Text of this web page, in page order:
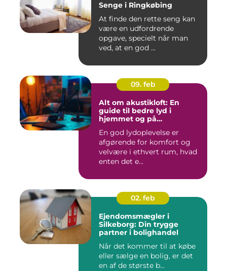
Senge i Ringkøbing
At finde den rette seng kan
være en udfordrende
opgave, specielt når man
ved, at en god ...
09. feb
Alt om akustikloft: En
guide til bedre lyd i
hjemmet og på
En god lydoplevelse er
afgørende for komfort og
velvære i ethvert rum, hvad
enten det e...
02. feb
Ejendomsmægler i
Silkeborg: Din trygge
partner i bolighandel
Når det kommer til at købe
eller sælge en bolig, er det
en af de største b...